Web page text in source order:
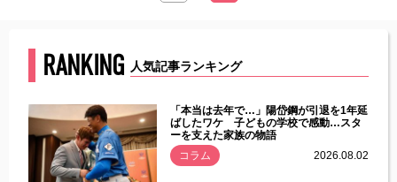
RANKING 人気記事ランキング
「本当は去年で…」陽岱鋼が引退を1年延
ばしたワケ 子どもの学校で感動…スタ
ーを支えた家族の物語
コラム
2026.08.02